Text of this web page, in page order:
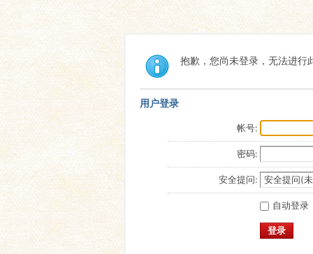
抱歉，您尚未登录，无法进行
用户登录
帐号:
密码:
安全提问:
自动登录
登录